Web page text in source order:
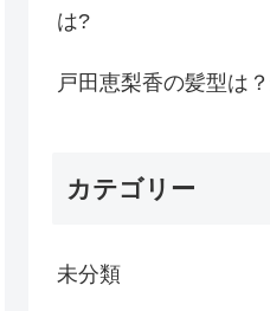
は?
戸田恵梨香の髪型は
カテゴリー
未分類